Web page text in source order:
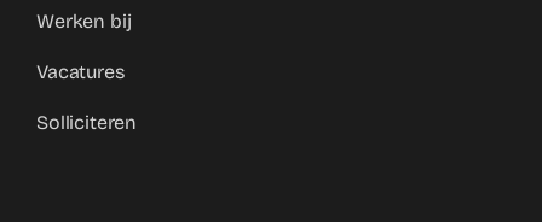
Werken bij
Vacatures
Solliciteren